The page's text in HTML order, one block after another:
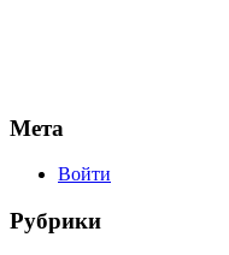
Мета
Войти
Рубрики